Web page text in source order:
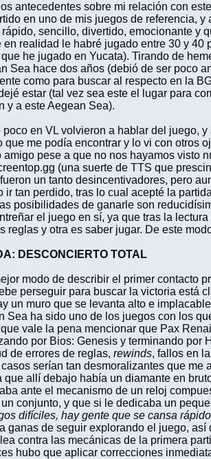
antecedentes sobre mi relación con
en uno de mis juegos de referencia,
sencillo, divertido, emocionante y
realidad le habré jugado entre 30 y
he jugado en Yucata). Tirando de
Sea hace dos años (debió de ser poco
como para buscar al respecto en la
estar (tal vez sea este el lugar para
y a este Aegean Sea).
poco en VL volvieron a hablar del juego,
que me podía encontrar y lo vi con otros
amigo pese a que no nos hayamos visto
(una suerte de TTS que
un tanto desincentivadores, pero
ir tan perdido, tras lo cual acepté la
posibilidades de ganarle son
el juego en sí, ya que tras la
reglas y otra es saber jugar. De este
DESCONCIERTO TOTAL
modo de describir el primer contacto
perseguir para buscar la victoria está
un muro que se levanta alto e
Sea ha sido uno de los juegos con los
vale la pena mencionar que Pax
por Bios: Genesis y terminando
de errores de reglas,rewinds, fallos en
serían tan desmoralizantes que
que allí debajo había un diamante en
ante el mecanismo de un reloj
conjunto, y que si le dedicaba un
difíciles, hay gente que se cansa
ganas de seguir explorando el juego,
contra las mecánicas de la primera
hubo que aplicar correcciones